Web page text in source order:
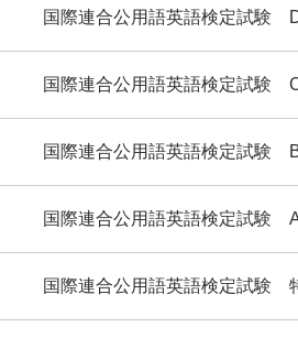
国際連合公用語英語検定試験
国際連合公用語英語検定試験
国際連合公用語英語検定試験
国際連合公用語英語検定試験
国際連合公用語英語検定試験